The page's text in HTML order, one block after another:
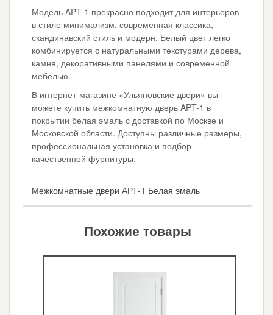
Модель APT-1 прекрасно подходит для интерьеров
в стиле минимализм, современная классика,
скандинавский стиль и модерн. Белый цвет легко
комбинируется с натуральными текстурами дерева,
камня, декоративными панелями и современной
мебелью.
В интернет-магазине «Ульяновские двери» вы
можете купить межкомнатную дверь APT-1 в
покрытии белая эмаль с доставкой по Москве и
Московской области. Доступны различные размеры,
профессиональная установка и подбор
качественной фурнитуры.
Межкомнатные двери АРТ-1 Белая эмаль
Похожие товары